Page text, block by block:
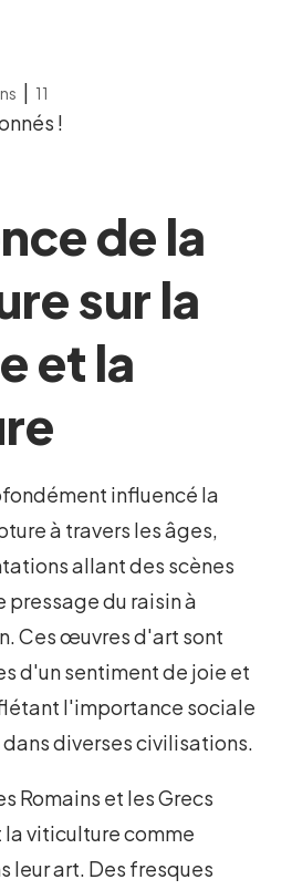
| 11
!
de la
sur la
et la
influencé la
à travers les âges,
allant des scènes
pressage du raisin à
Ces œuvres d'art sont
d'un sentiment de joie et
l'importance sociale
diverses civilisations.
Romains et les Grecs
viticulture comme
leur art. Des fresques